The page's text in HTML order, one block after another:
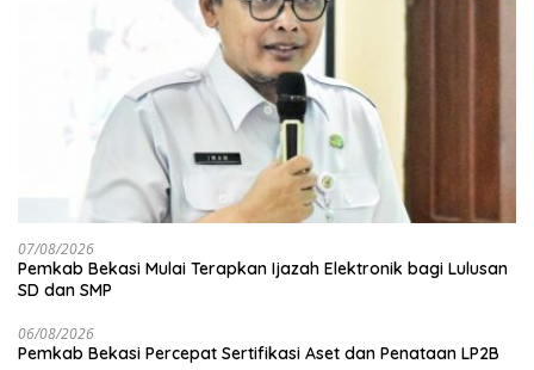
07/08/2026
Pemkab Bekasi Mulai Terapkan Ijazah Elektronik bagi Lulusan
SD dan SMP
06/08/2026
Pemkab Bekasi Percepat Sertifikasi Aset dan Penataan LP2B